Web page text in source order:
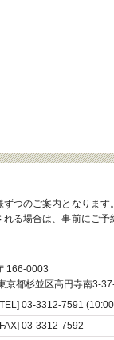
つのご案内となります
る場合は、事前にご予
166-0003
京都杉並区高円寺南3-
03-3312-7591
03-3312-7592